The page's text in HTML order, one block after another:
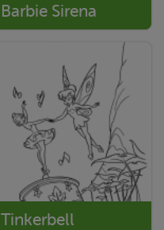
Barbie Sirena
Tinkerbell